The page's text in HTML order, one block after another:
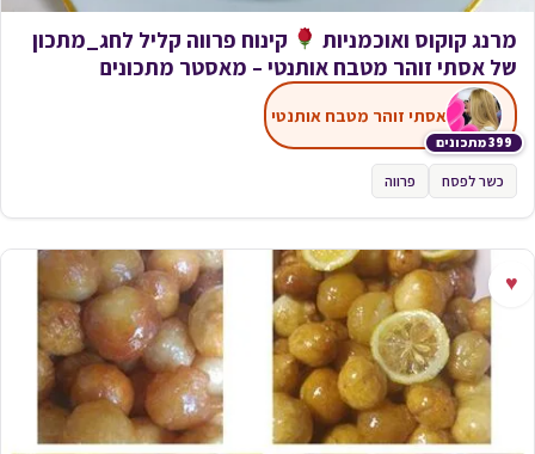
מרנג קוקוס ואוכמניות
קינוח פרווה קליל לחג_מתכון
של אסתי זוהר מטבח אותנטי – מאסטר מתכונים
399 מתכונים
אסתי זוהר מטבח אותנטי
כשר לפסח פרווה
♥